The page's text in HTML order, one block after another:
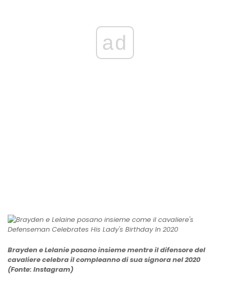
ad
Brayden e Lelanie posano insieme mentre il difensore del
cavaliere celebra il compleanno di sua signora nel 2020
(Fonte: Instagram)